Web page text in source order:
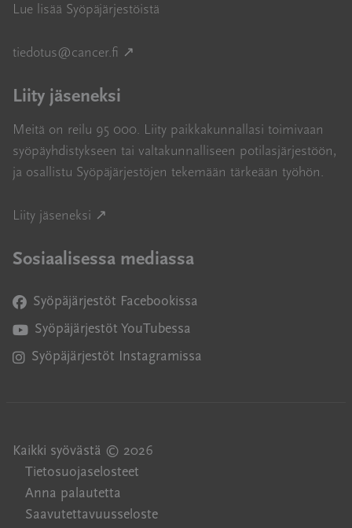
Lue lisää Syöpäjärjestöistä
tiedotus@cancer.fi ↗
Liity jäseneksi
Meitä on reilu 95 000. Liity paikkakunnallasi toimivaan
syöpäyhdistykseen tai valtakunnalliseen potilasjärjestöön,
ja osallistu Syöpäjärjestöjen tekemään tärkeään työhön.
Liity jäseneksi ↗
Sosiaalisessa mediassa
Syöpäjärjestöt Facebookissa
Avautuu uuteen ikkunaan
Syöpäjärjestöt YouTubessa
Avautuu uuteen ikkunaan
Syöpäjärjestöt Instagramissa
Avautuu uuteen ikkunaan
Kaikki syövästä © 2026
Tietosuojaselosteet
Anna palautetta
Saavutettavuusseloste